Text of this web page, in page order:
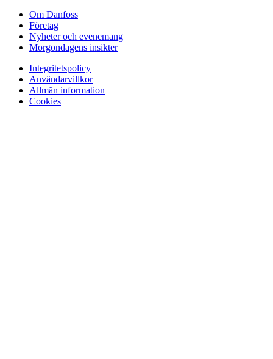
Om Danfoss
Företag
Nyheter och evenemang
Morgondagens insikter
Integritetspolicy
Användarvillkor
Allmän information
Cookies